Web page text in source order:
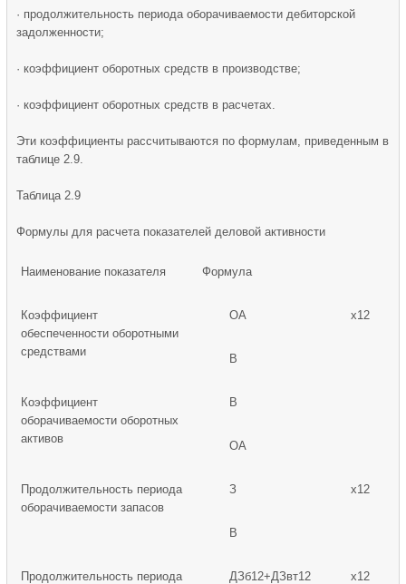
· продолжительность периода оборачиваемости дебиторской
задолженности;
· коэффициент оборотных средств в производстве;
· коэффициент оборотных средств в расчетах.
Эти коэффициенты рассчитываются по формулам, приведенным в
таблице 2.9.
Таблица 2.9
Формулы для расчета показателей деловой активности
Наименование показателя Формула
Коэффициент
обеспеченности оборотными
средствами
ОА х12
В
Коэффициент
оборачиваемости оборотных
активов
В
ОА
Продолжительность периода
оборачиваемости запасов
З х12
В
Продолжительность периода
ДЗб12+ДЗвт12 х12